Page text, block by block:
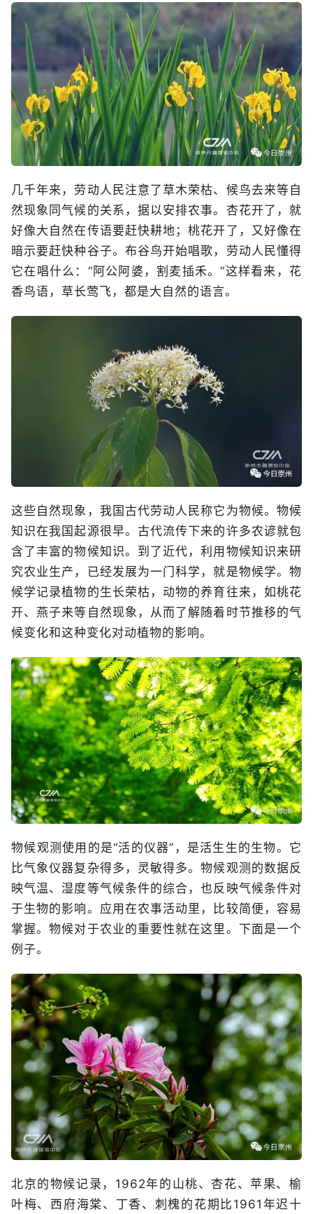
几千年来，劳动人民注意了草木荣枯、候鸟去来等自
然现象同气候的关系，据以安排农事。杏花开了，就
好像大自然在传语要赶快耕地；桃花开了，又好像在
暗示要赶快种谷子。布谷鸟开始唱歌，劳动人民懂得
它在唱什么：“阿公阿婆，割麦插禾。”这样看来，花
香鸟语，草长莺飞，都是大自然的语言。
这些自然现象，我国古代劳动人民称它为物候。物候
知识在我国起源很早。古代流传下来的许多农谚就包
含了丰富的物候知识。到了近代，利用物候知识来研
究农业生产，已经发展为一门科学，就是物候学。物
候学记录植物的生长荣枯，动物的养育往来，如桃花
开、燕子来等自然现象，从而了解随着时节推移的气
候变化和这种变化对动植物的影响。
物候观测使用的是“活的仪器”，是活生生的生物。它
比气象仪器复杂得多，灵敏得多。物候观测的数据反
映气温、湿度等气候条件的综合，也反映气候条件对
于生物的影响。应用在农事活动里，比较简便，容易
掌握。物候对于农业的重要性就在这里。下面是一个
例子。
北京的物候记录，1962年的山桃、杏花、苹果、榆
叶梅、西府海棠、丁香、刺槐的花期比1961年迟十